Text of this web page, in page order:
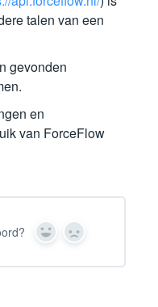
talen van een
gevonden
en
van ForceFlow
Yes No